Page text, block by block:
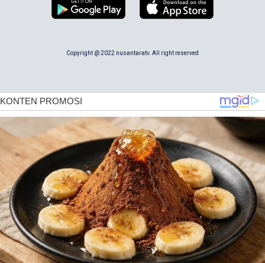
Copyright @ 2022 nusantaratv. All right reserved